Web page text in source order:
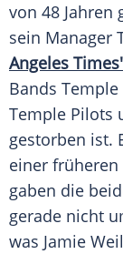
von 48 Jahren
sein Manager
Angeles
Bands Temple
Temple Pilots
gestorben ist.
einer
gaben die
gerade nicht
was Jamie